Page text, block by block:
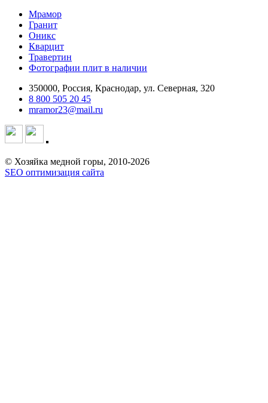
Мрамор
Гранит
Оникс
Кварцит
Травертин
Фотографии плит в наличии
350000, Россия, Краснодар, ул. Северная, 320
8 800 505 20 45
mramor23@mail.ru
© Хозяйка медной горы, 2010-2026
SEO оптимизация сайта